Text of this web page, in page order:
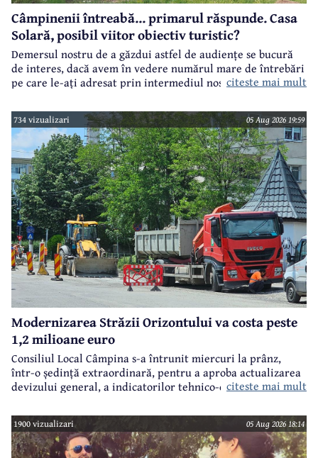
Câmpinenii întreabă... primarul răspunde. Casa
Solară, posibil viitor obiectiv turistic?
Demersul nostru de a găzdui astfel de audiențe se bucură
de interes, dacă avem în vedere numărul mare de întrebări
pe care le-ați adresat prin intermediul nostru primarului
citeste mai mult
734 vizualizari 05 Aug 2026 19:59
Modernizarea Străzii Orizontului va costa peste
1,2 milioane euro
Consiliul Local Câmpina s-a întrunit miercuri la prânz,
într-o ședință extraordinară, pentru a aproba actualizarea
devizului general, a indicatorilor tehnico-economici și a
realizarea modernizării Străzii Orizontului, obiectiv
finanțat prin Programul Național de Investiții ”Anghel
Saligny”.
citeste mai mult
1900 vizualizari 05 Aug 2026 18:14